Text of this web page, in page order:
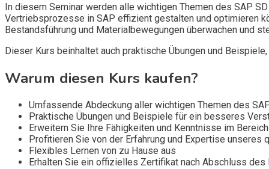
In diesem Seminar werden alle wichtigen Themen des SAP
Vertriebsprozesse in SAP effizient gestalten und optimieren
Bestandsführung und Materialbewegungen überwachen und
Dieser Kurs beinhaltet auch praktische Übungen und
Warum diesen Kurs kaufen?
Umfassende Abdeckung aller wichtigen Themen des
Praktische Übungen und Beispiele für ein besseres
Erweitern Sie Ihre Fähigkeiten und Kenntnisse im
Profitieren Sie von der Erfahrung und Expertise unseres
Flexibles Lernen von zu Hause aus
Erhalten Sie ein offizielles Zertifikat nach Abschluss des